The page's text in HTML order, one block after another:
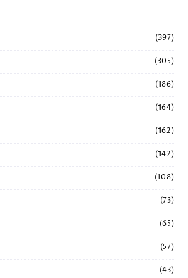
(397)
(305)
(186)
(164)
(162)
(142)
(108)
(73)
(65)
(57)
(43)